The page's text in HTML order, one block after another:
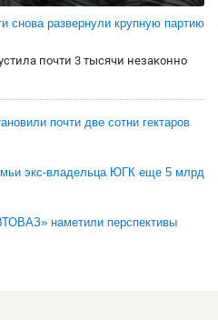
снова развернули крупную партию
почти 3 тысячи незаконно
почти две сотни гектаров
экс-владельца ЮГК еще 5 млрд
наметили перспективы